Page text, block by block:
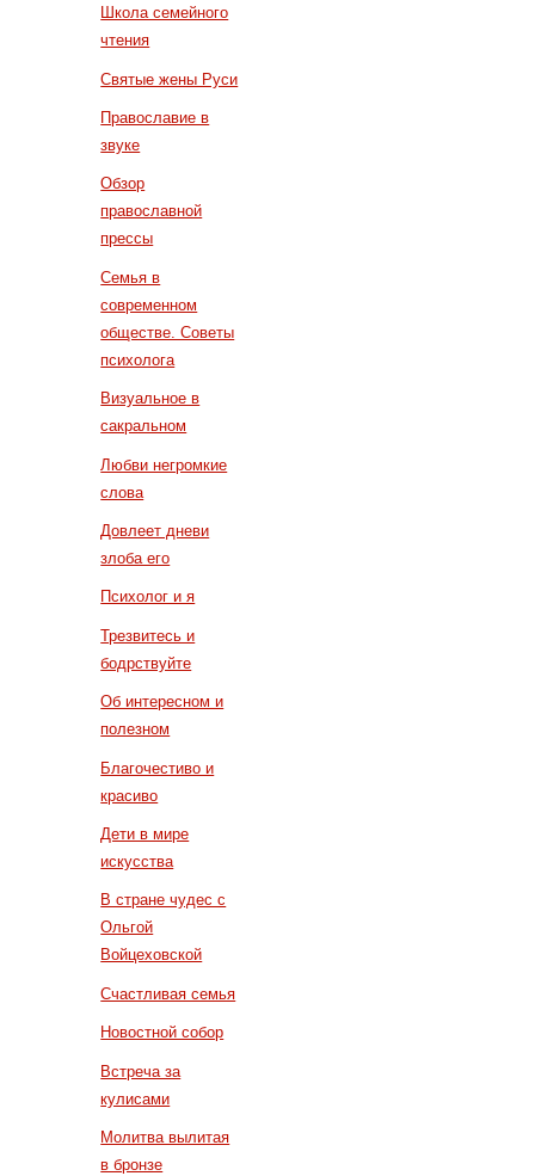
Школа семейного
чтения
Святые жены Руси
Православие в
звуке
Обзор
православной
прессы
Семья в
современном
обществе. Советы
психолога
Визуальное в
сакральном
Любви негромкие
слова
Довлеет дневи
злоба его
Психолог и я
Трезвитесь и
бодрствуйте
Об интересном и
полезном
Благочестиво и
красиво
Дети в мире
искусства
В стране чудес с
Ольгой
Войцеховской
Счастливая семья
Новостной собор
Встреча за
кулисами
Молитва вылитая
в бронзе